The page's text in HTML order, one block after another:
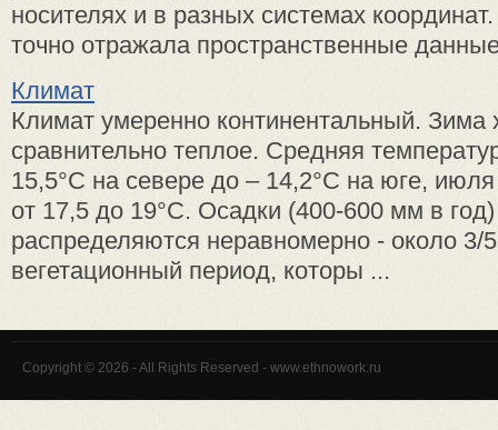
носителях и в разных системах
точно отражала пространственные
Климат
Климат умеренно континентальный. Зима
сравнительно теплое. Средняя
15,5°C на севере до – 14,2°C на юге, июля
от 17,5 до 19°C. Осадки (400-600 мм в
распределяются неравномерно - около 3/
вегетационный период, которы ...
Copyright © 2026 - All Rights Reserved - www.ethnowork.ru